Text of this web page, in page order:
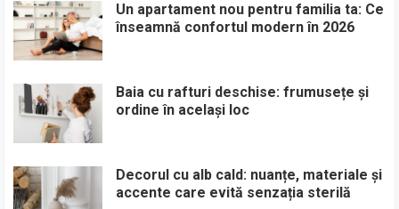
Un apartament nou pentru familia ta: Ce
înseamnă confortul modern în 2026
Baia cu rafturi deschise: frumusețe și
ordine în același loc
Decorul cu alb cald: nuanțe, materiale și
accente care evită senzația sterilă